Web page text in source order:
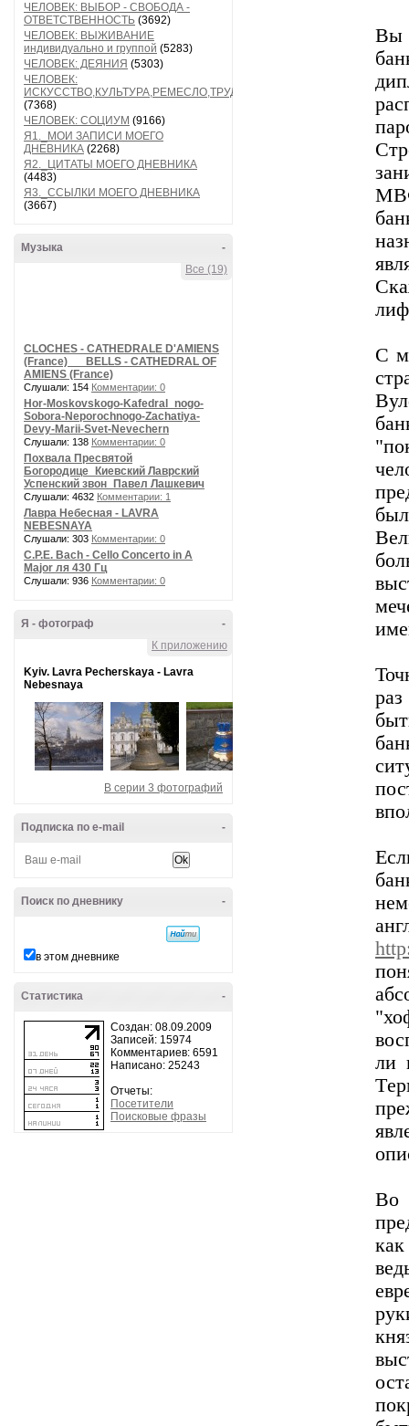
ЧЕЛОВЕК: ВЫБОР - СВОБОДА -
ОТВЕТСТВЕННОСТЬ (3692)
ЧЕЛОВЕК: ВЫЖИВАНИЕ
индивидуально и группой (5283)
ЧЕЛОВЕК: ДЕЯНИЯ (5303)
ЧЕЛОВЕК:
ИСКУССТВО,КУЛЬТУРА,РЕМЕСЛО,ТРУД
(7368)
ЧЕЛОВЕК: СОЦИУМ (9166)
Я1._МОИ ЗАПИСИ МОЕГО
ДНЕВНИКА (2268)
Я2._ЦИТАТЫ МОЕГО ДНЕВНИКА
(4483)
Я3._ССЫЛКИ МОЕГО ДНЕВНИКА
(3667)
-
Музыка
Все (19)
CLOCHES - CATHEDRALE D'AMIENS
(France) __ BELLS - CATHEDRAL OF
AMIENS (France)
Слушали: 154 Комментарии: 0
Hor-Moskovskogo-Kafedral_nogo-
Sobora-Neporochnogo-Zachatiya-
Devy-Marii-Svet-Nevechern
Слушали: 138 Комментарии: 0
Похвала Пресвятой
Богородице_Киевский Лаврский
Успенский звон_Павел Лашкевич
Слушали: 4632 Комментарии: 1
Лавра Небесная - LAVRA
NEBESNAYA
Слушали: 303 Комментарии: 0
C.P.E. Bach - Cello Concerto in A
Major ля 430 Гц
Слушали: 936 Комментарии: 0
-
Я - фотограф
К приложению
Kyiv. Lavra Pecherskaya - Lavra
Nebesnaya
В серии 3 фотографий
-
Подписка по e-mail
-
Поиск по дневнику
в этом дневнике
-
Статистика
Создан: 08.09.2009
Записей: 15974
Комментариев: 6591
Написано: 25243
Отчеты:
Посетители
Поисковые фразы
Вы
С
ли
Во